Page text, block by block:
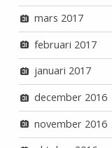
mars 2017
februari 2017
januari 2017
december 2016
november 2016